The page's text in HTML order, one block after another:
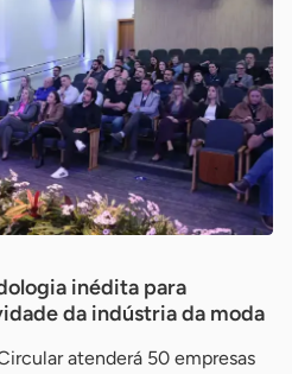
inédita para
da indústria da moda
atenderá 50 empresas